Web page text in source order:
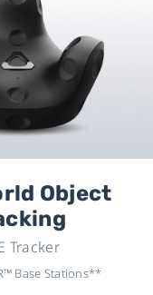
Object
Tracker
Base Stations**